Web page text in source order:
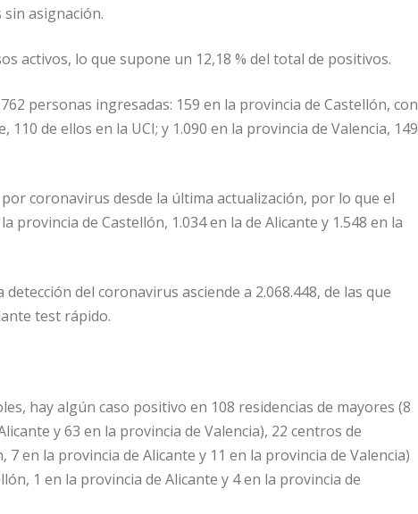
sin asignación.
activos, lo que supone un 12,18 % del total de positivos.
personas ingresadas: 159 en la provincia de Castellón, con
de ellos en la UCI; y 1.090 en la provincia de Valencia, 149
coronavirus desde la última actualización, por lo que el
provincia de Castellón, 1.034 en la de Alicante y 1.548 en la
del coronavirus asciende a 2.068.448, de las que
test rápido.
hay algún caso positivo en 108 residencias de mayores (8
y 63 en la provincia de Valencia), 22 centros de
en la provincia de Alicante y 11 en la provincia de Valencia)
1 en la provincia de Alicante y 4 en la provincia de